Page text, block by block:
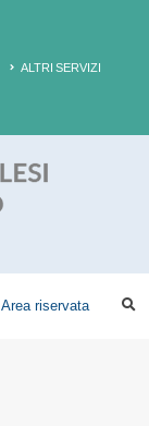
ALTRI SERVIZI
Area riservata